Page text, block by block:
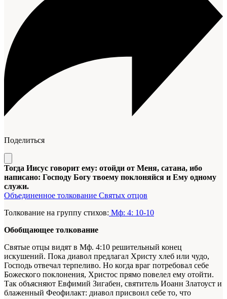
Поделиться
Тогда Иисус говорит ему: отойди от Меня, сатана, ибо
написано: Господу Богу твоему поклоняйся и Ему одному
служи.
Объединенное толкование Святых отцов
Толкование на группу стихов: Мф: 4: 10-10
Обобщающее толкование
Святые отцы видят в Мф. 4:10 решительный конец
искушений. Пока диавол предлагал Христу хлеб или чудо,
Господь отвечал терпеливо. Но когда враг потребовал себе
Божеского поклонения, Христос прямо повелел ему отойти.
Так объясняют Евфимий Зигабен, святитель Иоанн Златоуст и
блаженный Феофилакт: диавол присвоил себе то, что